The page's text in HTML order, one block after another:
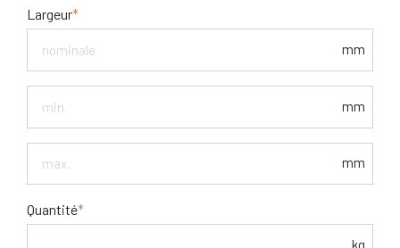
Largeur
mm
min
mm
max.
mm
Quantité
kg